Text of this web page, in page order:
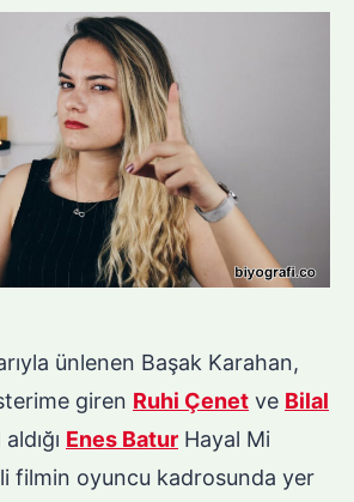
ünlenen Başak Karahan,
giren Ruhi Çenet ve Bilal
Enes Batur Hayal Mi
filmin oyuncu kadrosunda yer